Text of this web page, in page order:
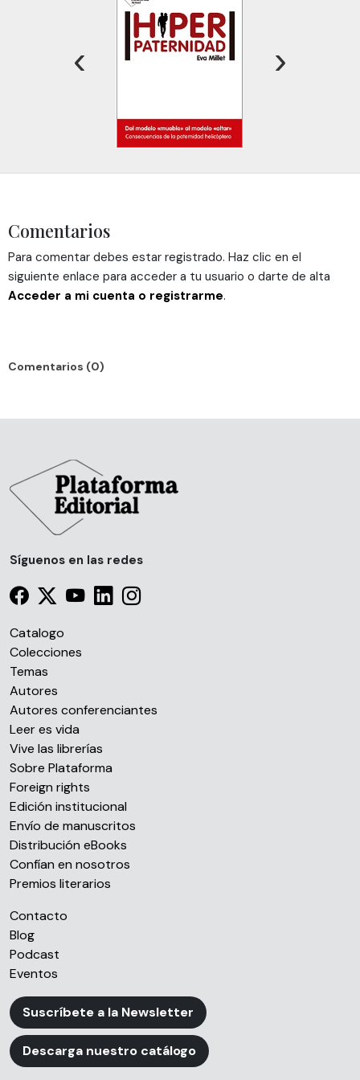
‹ ›
Comentarios
Para comentar debes estar registrado. Haz clic en el
siguiente enlace para acceder a tu usuario o darte de alta
Acceder a mi cuenta o registrarme.
Comentarios (0)
Síguenos en las redes
Catalogo
Colecciones
Temas
Autores
Autores conferenciantes
Leer es vida
Vive las librerías
Sobre Plataforma
Foreign rights
Edición institucional
Envío de manuscritos
Distribución eBooks
Confían en nosotros
Premios literarios
Contacto
Blog
Podcast
Eventos
Suscríbete a la Newsletter
Descarga nuestro catálogo